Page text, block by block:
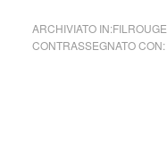
ARCHIVIATO IN:FILROUGE
CONTRASSEGNATO CON: